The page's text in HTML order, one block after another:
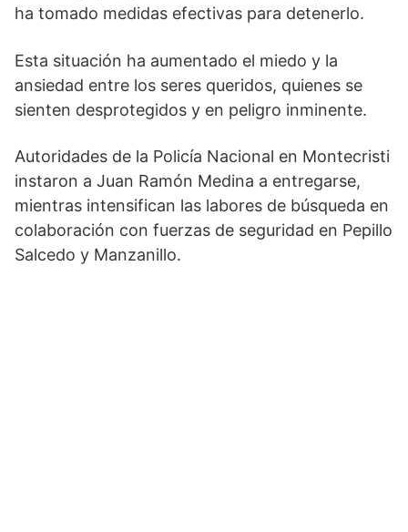
ha tomado medidas efectivas para detenerlo.
Esta situación ha aumentado el miedo y la
ansiedad entre los seres queridos, quienes se
sienten desprotegidos y en peligro inminente.
Autoridades de la Policía Nacional en Montecristi
instaron a Juan Ramón Medina a entregarse,
mientras intensifican las labores de búsqueda en
colaboración con fuerzas de seguridad en Pepillo
Salcedo y Manzanillo.